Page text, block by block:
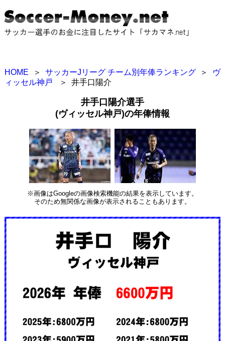
HOME ＞ サッカーJリーグ チーム別年俸ランキング ＞
ヴ
ィッセル神戸
＞ 井手口陽介
井手口陽介選手
(ヴィッセル神戸)の年俸情報
※画像はGoogleの画像検索機能の結果を表示しています。
そのため無関係な画像が表示されることもあります。